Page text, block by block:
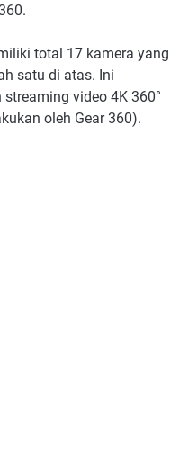
total 17 kamera yang
satu di atas. Ini
video 4K 360°
oleh Gear 360).